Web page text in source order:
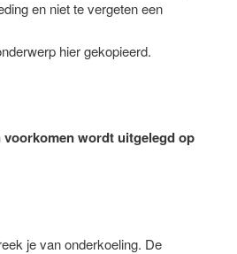
en niet te vergeten een
hier gekopieerd.
voorkomen wordt uitgelegd op
je van onderkoeling. De